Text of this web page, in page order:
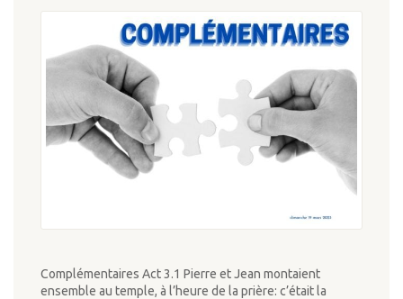
Complémentaires Act 3.1 Pierre et Jean montaient
ensemble au temple, à l’heure de la prière: c’était la